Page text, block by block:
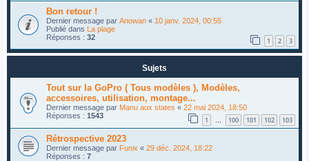
Bon retour !
Dernier message par Anowan « 10 janv. 2024, 00:55
Publié dans La plage
Réponses : 32 1 2 3
Sujets
Tout sur la GoPro ( Tous modèles ), Modèles,
accessoires, utilisation, montage...
Dernier message par Manu aux states « 22 mai 2024, 18:50
Réponses : 1543 1 … 100 101 102 103
Rétrospective 2023
Dernier message par Funix « 29 déc. 2024, 18:22
Réponses : 7